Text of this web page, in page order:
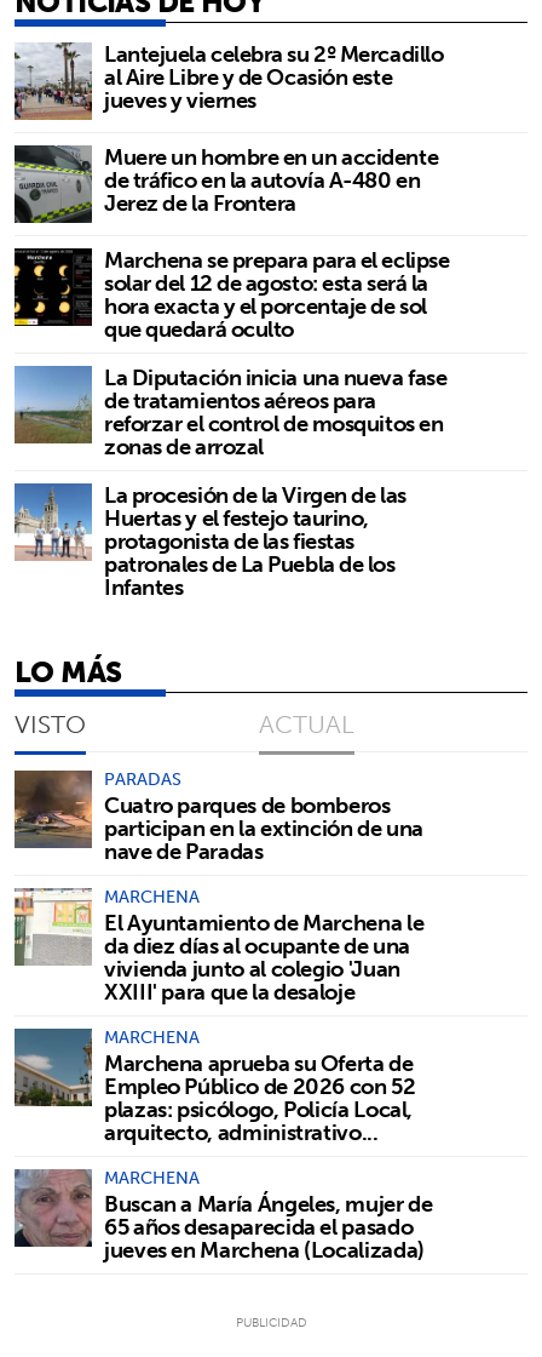
Lantejuela celebra su 2º Mercadillo
al Aire Libre y de Ocasión este
jueves y viernes
Muere un hombre en un accidente
de tráfico en la autovía A-480 en
Jerez de la Frontera
Marchena se prepara para el eclipse
solar del 12 de agosto: esta será la
hora exacta y el porcentaje de sol
que quedará oculto
La Diputación inicia una nueva fase
de tratamientos aéreos para
reforzar el control de mosquitos en
zonas de arrozal
La procesión de la Virgen de las
Huertas y el festejo taurino,
protagonista de las fiestas
patronales de La Puebla de los
Infantes
LO MÁS
VISTO ACTUAL
PARADAS
Cuatro parques de bomberos
participan en la extinción de una
nave de Paradas
MARCHENA
El Ayuntamiento de Marchena le
da diez días al ocupante de una
vivienda junto al colegio 'Juan
XXIII' para que la desaloje
MARCHENA
Marchena aprueba su Oferta de
Empleo Público de 2026 con 52
plazas: psicólogo, Policía Local,
arquitecto, administrativo...
MARCHENA
Buscan a María Ángeles, mujer de
65 años desaparecida el pasado
jueves en Marchena (Localizada)